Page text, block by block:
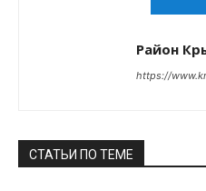
Район
https://
СТАТЬИ ПО ТЕМЕ